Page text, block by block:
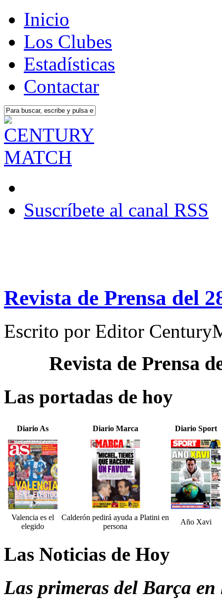
Inicio
Los Clubes
Estadísticas
Contactar
Suscríbete al canal RSS
Revista de Prensa del
Escrito por Editor
Revista de Prensa
Las portadas de hoy
Diario As Diario Marca Diario Sport
Valencia es el
elegido
Calderón pedirá ayuda a Platini en
persona
Año Xavi
Las Noticias de Hoy
Las primeras del Barça en